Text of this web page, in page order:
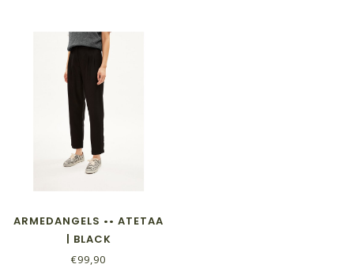
ARMEDANGELS •• ATETAA
| BLACK
€99,90